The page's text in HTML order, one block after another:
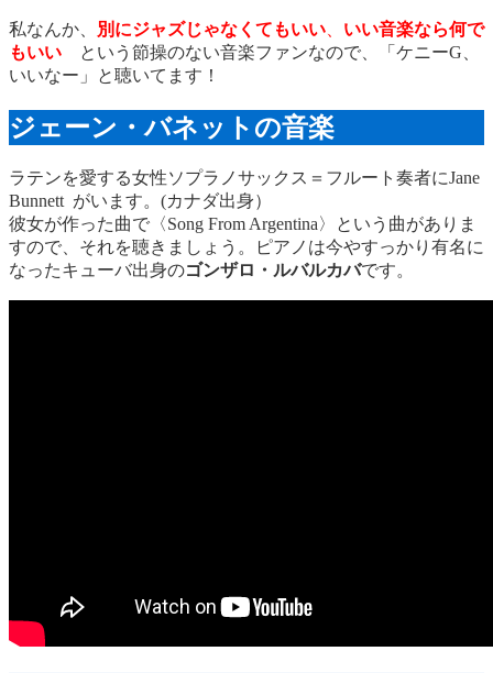
私なんか、 別にジャズじゃなくてもいい
いい音楽なら何で
もいい
という節操のない音楽ファンなので、「ケニーG、
いいなー」と聴いてます！
ジェーン・バネットの音楽
ラテンを愛する女性ソプラノサックス＝フルート奏者にJane
Bunnett がいます。(カナダ出身）
彼女が作った曲で〈Song From Argentina〉という曲がありま
すので、それを聴きましょう。ピアノは今やすっかり有名に
なったキューバ出身のゴンザロ・ルバルカバです。